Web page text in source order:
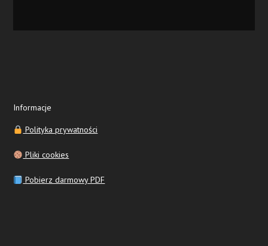
Informacje
Polityka prywatności
Pliki cookies
Pobierz darmowy PDF